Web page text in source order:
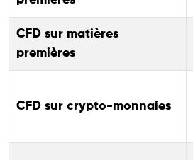
CFD sur matières
premières
CFD sur crypto-monnaies